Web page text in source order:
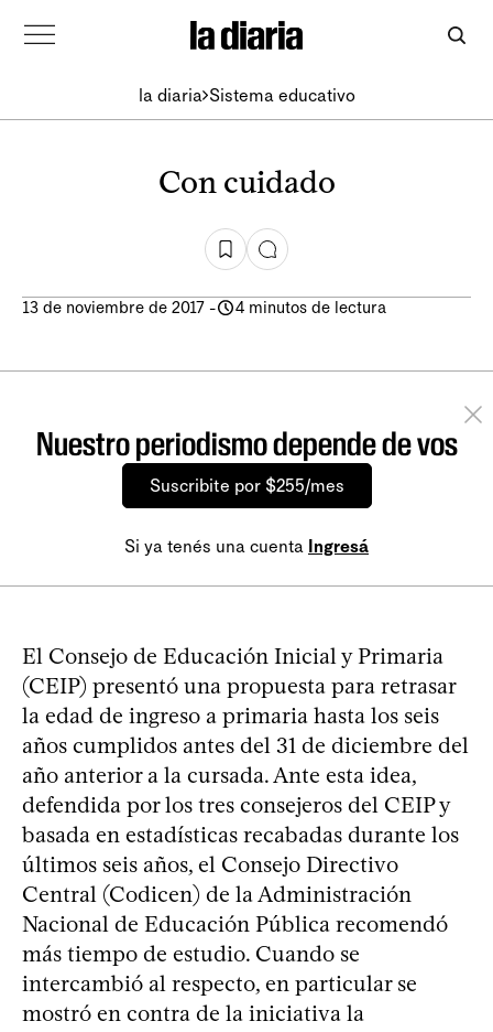
la diaria Sistema educativo
Con cuidado
13 de noviembre de 2017 - 4 minutos de lectura
Nuestro periodismo depende de vos
Suscribite por $255/mes
Si ya tenés una cuenta Ingresá
El Consejo de Educación Inicial y Primaria
(CEIP) presentó una propuesta para retrasar
la edad de ingreso a primaria hasta los seis
años cumplidos antes del 31 de diciembre del
año anterior a la cursada. Ante esta idea,
defendida por los tres consejeros del CEIP y
basada en estadísticas recabadas durante los
últimos seis años, el Consejo Directivo
Central (Codicen) de la Administración
Nacional de Educación Pública recomendó
más tiempo de estudio. Cuando se
intercambió al respecto, en particular se
mostró en contra de la iniciativa la